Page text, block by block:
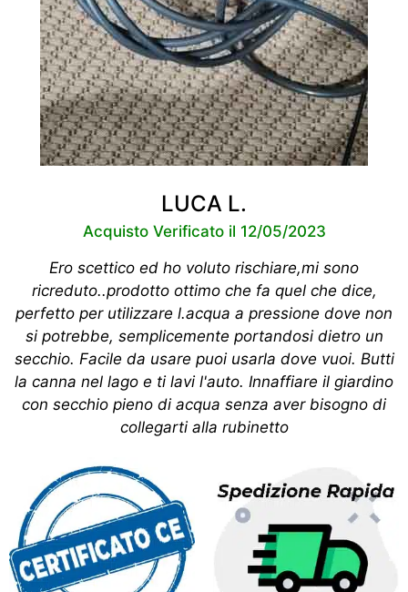
LUCA L.
Acquisto Verificato il 12/05/2023
Ero scettico ed ho voluto rischiare,mi sono
ricreduto..prodotto ottimo che fa quel che dice,
perfetto per utilizzare l.acqua a pressione dove non
si potrebbe, semplicemente portandosi dietro un
secchio. Facile da usare puoi usarla dove vuoi. Butti
la canna nel lago e ti lavi l'auto. Innaffiare il giardino
con secchio pieno di acqua senza aver bisogno di
collegarti alla rubinetto